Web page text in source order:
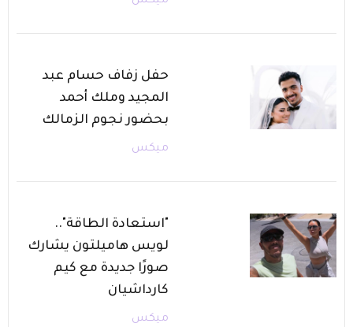
حفل زفاف حسام عبد
المجيد وملك أحمد
بحضور نجوم الزمالك
ميكس
"استعادة الطاقة"..
لويس هاميلتون يشارك
صورًا جديدة مع كيم
كارداشيان
ميكس